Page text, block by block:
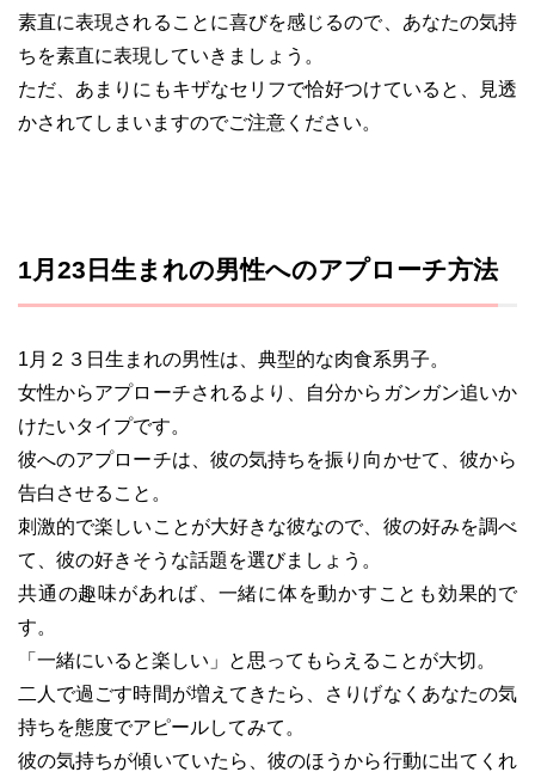
素直に表現されることに喜びを感じるので、あなたの気持
ちを素直に表現していきましょう。
ただ、あまりにもキザなセリフで恰好つけていると、見透
かされてしまいますのでご注意ください。
1月23日生まれの男性へのアプローチ方法
1月２３日生まれの男性は、典型的な肉食系男子。
女性からアプローチされるより、自分からガンガン追いか
けたいタイプです。
彼へのアプローチは、彼の気持ちを振り向かせて、彼から
告白させること。
刺激的で楽しいことが大好きな彼なので、彼の好みを調べ
て、彼の好きそうな話題を選びましょう。
共通の趣味があれば、一緒に体を動かすことも効果的で
す。
「一緒にいると楽しい」と思ってもらえることが大切。
二人で過ごす時間が増えてきたら、さりげなくあなたの気
持ちを態度でアピールしてみて。
彼の気持ちが傾いていたら、彼のほうから行動に出てくれ